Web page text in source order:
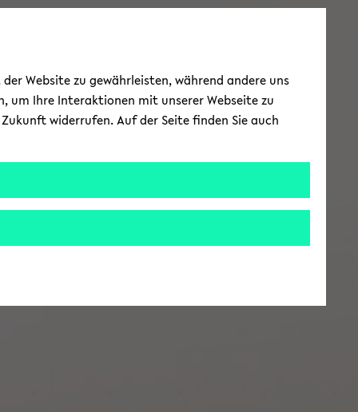
Website zu gewährleisten, während andere uns
um Ihre Interaktionen mit unserer Webseite zu
widerrufen. Auf der Seite finden Sie auch